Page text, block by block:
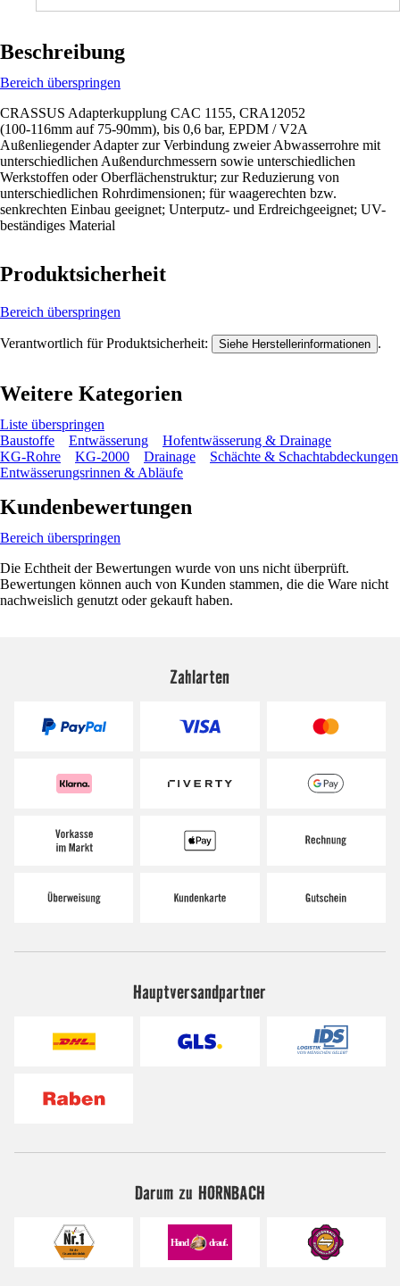
Beschreibung
Bereich überspringen
CRASSUS Adapterkupplung CAC 1155, CRA12052
(100-116mm auf 75-90mm), bis 0,6 bar, EPDM / V2A
Außenliegender Adapter zur Verbindung zweier Abwasserrohre mit
unterschiedlichen Außendurchmessern sowie unterschiedlichen
Werkstoffen oder Oberflächenstruktur; zur Reduzierung von
unterschiedlichen Rohrdimensionen; für waagerechten bzw.
senkrechten Einbau geeignet; Unterputz- und Erdreichgeeignet; UV-
beständiges Material
Produktsicherheit
Bereich überspringen
Verantwortlich für Produktsicherheit: Siehe Herstellerinformationen .
Weitere Kategorien
Liste überspringen
Baustoffe
Entwässerung
Hofentwässerung & Drainage
KG-Rohre
KG-2000 Drainage
Schächte & Schachtabdeckungen
Entwässerungsrinnen & Abläufe
Kundenbewertungen
Bereich überspringen
Die Echtheit der Bewertungen wurde von uns nicht überprüft.
Bewertungen können auch von Kunden stammen, die die Ware nicht
nachweislich genutzt oder gekauft haben.
Zahlarten
Hauptversandpartner
Darum zu HORNBACH